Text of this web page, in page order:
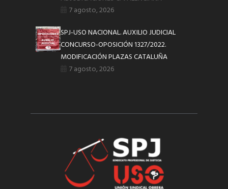
7 agosto, 2026
SPJ-USO NACIONAL. AUXILIO JUDICIAL
CONCURSO-OPOSICIÓN 1327/2022.
MODIFICACIÓN PLAZAS CATALUÑA
7 agosto, 2026